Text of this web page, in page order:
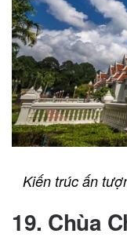
Kiến trúc ấn
19. Chùa